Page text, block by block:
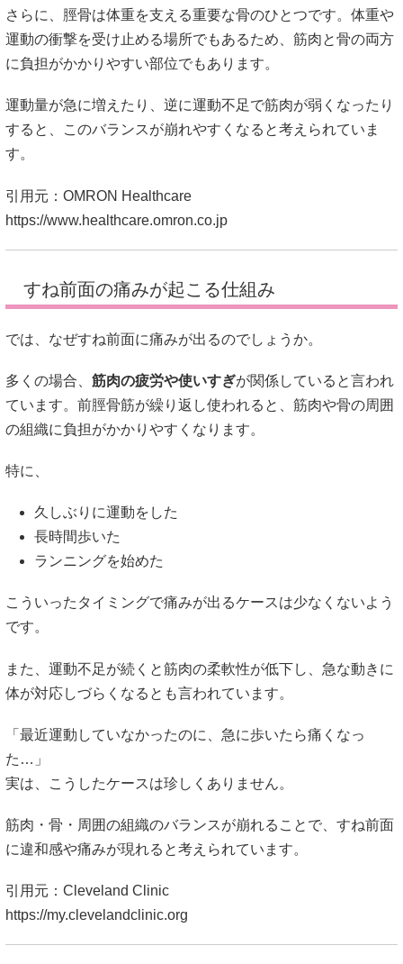
さらに、脛骨は体重を支える重要な骨のひとつです。体重や
運動の衝撃を受け止める場所でもあるため、筋肉と骨の両方
に負担がかかりやすい部位でもあります。
運動量が急に増えたり、逆に運動不足で筋肉が弱くなったり
すると、このバランスが崩れやすくなると考えられていま
す。
引用元：OMRON Healthcare
https://www.healthcare.omron.co.jp
すね前面の痛みが起こる仕組み
では、なぜすね前面に痛みが出るのでしょうか。
多くの場合、 筋肉の疲労や使いすぎが関係していると言われ
ています。前脛骨筋が繰り返し使われると、筋肉や骨の周囲
の組織に負担がかかりやすくなります。
特に、
久しぶりに運動をした
長時間歩いた
ランニングを始めた
こういったタイミングで痛みが出るケースは少なくないよう
です。
また、運動不足が続くと筋肉の柔軟性が低下し、急な動きに
体が対応しづらくなるとも言われています。
「最近運動していなかったのに、急に歩いたら痛くなっ
た…」
実は、こうしたケースは珍しくありません。
筋肉・骨・周囲の組織のバランスが崩れることで、すね前面
に違和感や痛みが現れると考えられています。
引用元：Cleveland Clinic
https://my.clevelandclinic.org